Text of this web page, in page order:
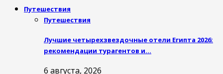
Путешествия
Путешествия
Лучшие четырехзвездочные отели Египта 2026:
рекомендации турагентов и…
6 августа, 2026